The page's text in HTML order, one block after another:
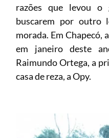
razões que levou
buscarem por outro
morada. Em Chapecó,
em janeiro deste
Raimundo Ortega, a
casa de reza, a Opy.